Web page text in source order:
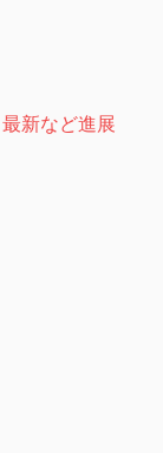
新など進展